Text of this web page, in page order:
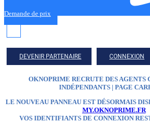
Demande de prix
DEVENIR PARTENAIRE CONNEXION
OKNOPRIME RECRUTE DES AGENTS
INDÉPENDANTS | PAGE
LE NOUVEAU PANNEAU EST DÉSORMAIS
MY.OKNOPRIME.FR
VOS IDENTIFIANTS DE CONNEXION